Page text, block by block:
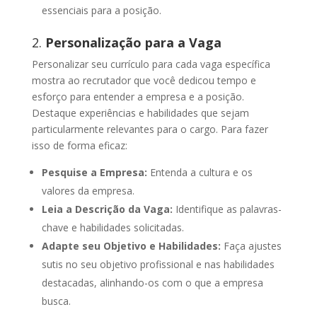
essenciais para a posição.
2. Personalização para a Vaga
Personalizar seu currículo para cada vaga específica
mostra ao recrutador que você dedicou tempo e
esforço para entender a empresa e a posição.
Destaque experiências e habilidades que sejam
particularmente relevantes para o cargo. Para fazer
isso de forma eficaz:
Pesquise a Empresa: Entenda a cultura e os
valores da empresa.
Leia a Descrição da Vaga: Identifique as palavras-
chave e habilidades solicitadas.
Adapte seu Objetivo e Habilidades: Faça ajustes
sutis no seu objetivo profissional e nas habilidades
destacadas, alinhando-os com o que a empresa
busca.